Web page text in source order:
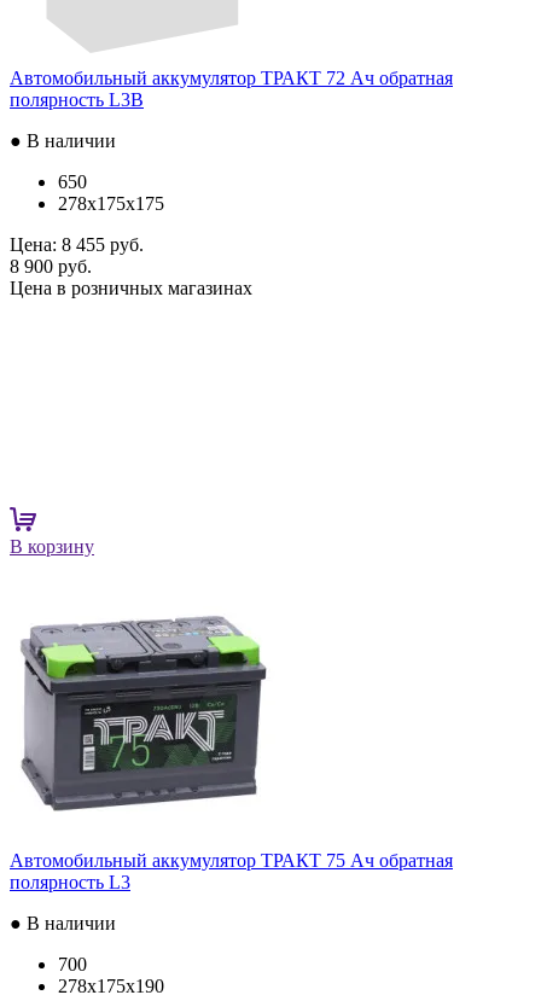
Автомобильный аккумулятор ТРАКТ 72 Ач обратная
полярность L3B
● В наличии
650
278x175x175
Цена: 8 455 руб.
8 900 руб.
Цена в розничных магазинах
В корзину
Автомобильный аккумулятор ТРАКТ 75 Ач обратная
полярность L3
● В наличии
700
278x175x190